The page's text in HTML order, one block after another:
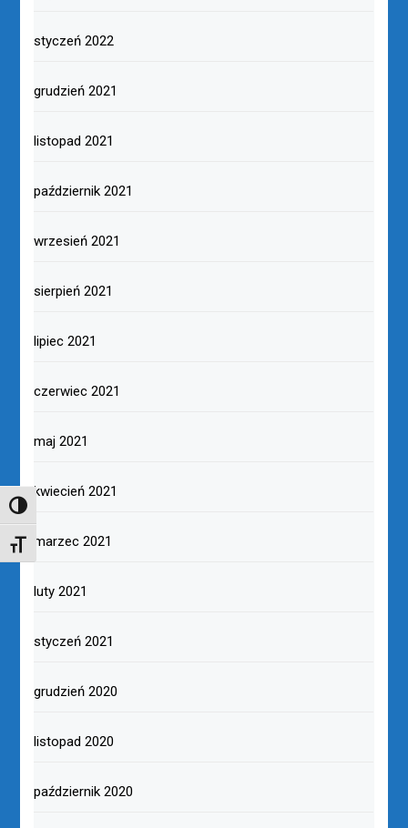
TOGGLE HIGH CONTRAST
TOGGLE FONT SIZE
styczeń 2022
grudzień 2021
listopad 2021
październik 2021
wrzesień 2021
sierpień 2021
lipiec 2021
czerwiec 2021
maj 2021
kwiecień 2021
marzec 2021
luty 2021
styczeń 2021
grudzień 2020
listopad 2020
październik 2020